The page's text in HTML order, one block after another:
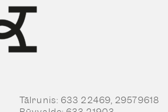
Tālrunis: 633 22469, 29579618